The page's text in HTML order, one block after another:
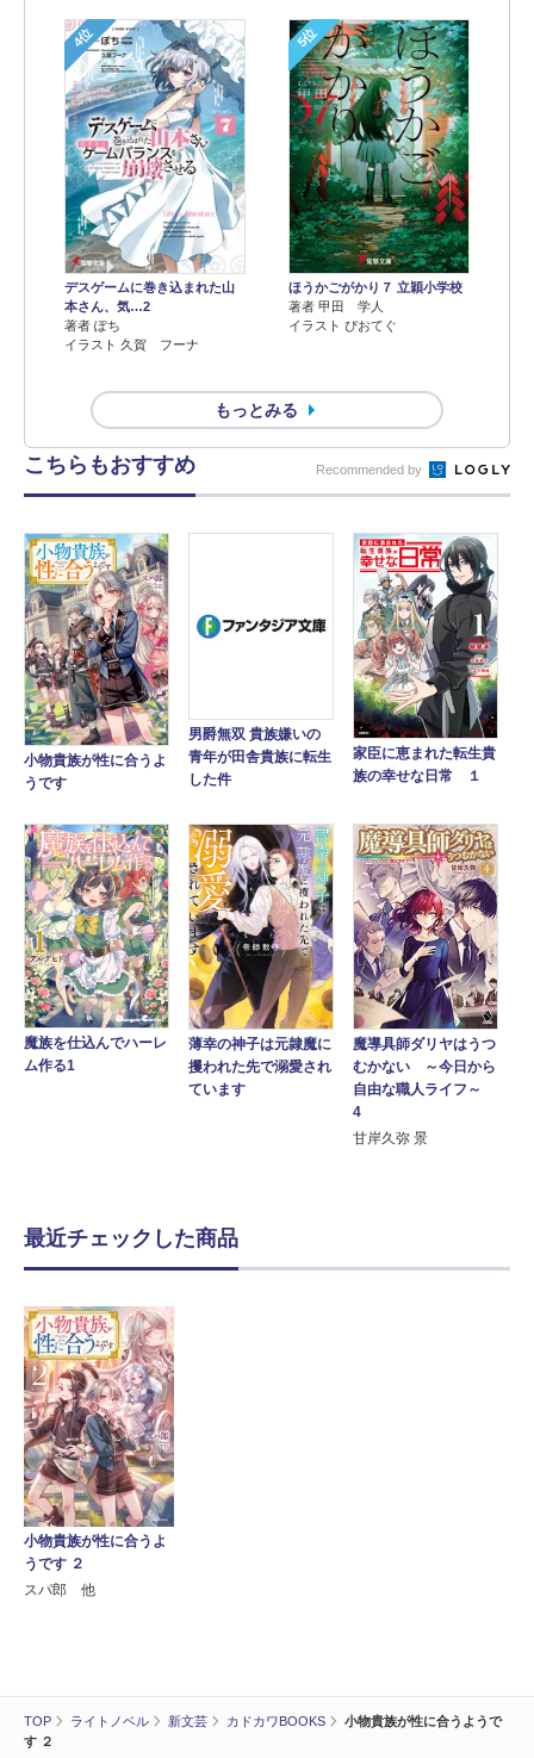
TOP ライトノベル 新文芸 カドカワBOOKS
小物貴族が性に合うようで
す ２
4位
デスゲームに巻き込まれた山
本さん、気…2
著者 ぽち
イラスト 久賀 フーナ
5位
ほうかごがかり７ 立穎小学校
著者 甲田 学人
イラスト ぴおてぐ
もっとみる
こちらもおすすめ Recommended by
小物貴族が性に合うよ
うです
男爵無双 貴族嫌いの
青年が田舎貴族に転生
した件
家臣に恵まれた転生貴
族の幸せな日常 １
魔族を仕込んでハーレ
ム作る1
薄幸の神子は元隷魔に
攫われた先で溺愛され
ています
魔導具師ダリヤはうつ
むかない ～今日から
自由な職人ライフ～
4
甘岸久弥 景
最近チェックした商品
小物貴族が性に合うよ
うです ２
スパ郎 他